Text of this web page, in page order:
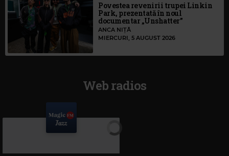
Povestea revenirii trupei Linkin
Park, prezentată în noul
documentar „Unshatter”
ANCA NIȚĂ
MIERCURI, 5 AUGUST 2026
Web radios